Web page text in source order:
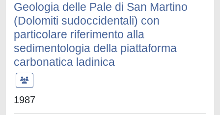
Geologia delle Pale di San Martino
(Dolomiti sudoccidentali) con
particolare riferimento alla
sedimentologia della piattaforma
carbonatica ladinica
1987